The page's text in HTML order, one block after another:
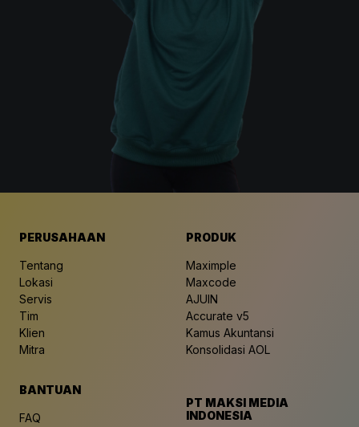
PERUSAHAAN
Tentang
Lokasi
Servis
Tim
Klien
Mitra
PRODUK
Maximple
Maxcode
AJUIN
Accurate v5
Kamus Akuntansi
Konsolidasi AOL
BANTUAN
FAQ
PT MAKSI MEDIA
INDONESIA